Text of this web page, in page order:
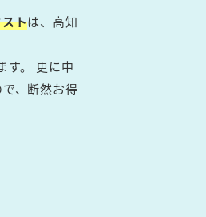
トは、高知
す。 更に中
、断然お得